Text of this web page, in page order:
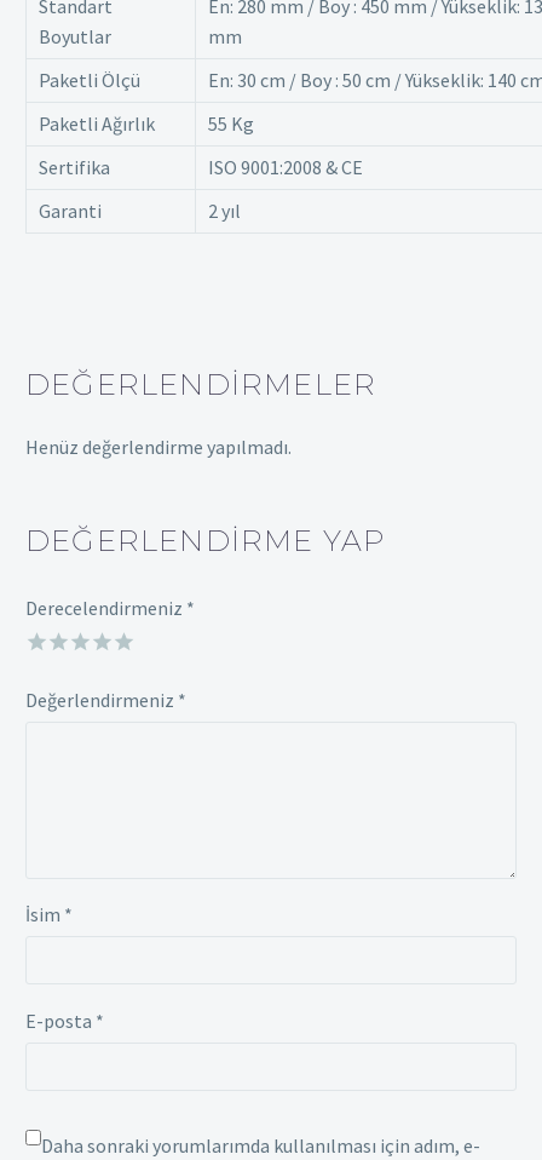
Standart
Boyutlar
En: 280 mm / Boy : 450 mm / Yükseklik:
mm
Paketli Ölçü
En: 30 cm / Boy : 50 cm / Yükseklik: 140
Paketli Ağırlık
55 Kg
Sertifika
ISO 9001:2008 & CE
Garanti
2 yıl
DEĞERLENDIRMELER
Henüz değerlendirme yapılmadı.
DEĞERLENDIRME YAP
Derecelendirmeniz *
Değerlendirmeniz *
İsim *
E-posta *
Daha sonraki yorumlarımda kullanılması için adım, e-